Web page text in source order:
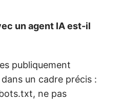
un agent IA est-il
publiquement
un cadre précis :
ne pas